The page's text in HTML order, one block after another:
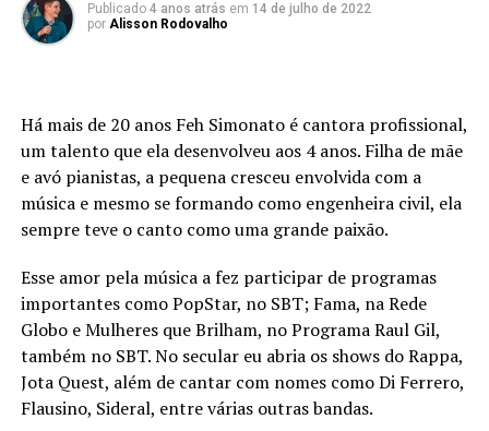
Publicado 4 anos atrás em 14 de julho de 2022
por Alisson Rodovalho
Há mais de 20 anos Feh Simonato é cantora profissional,
um talento que ela desenvolveu aos 4 anos. Filha de mãe
e avó pianistas, a pequena cresceu envolvida com a
música e mesmo se formando como engenheira civil, ela
sempre teve o canto como uma grande paixão.
Esse amor pela música a fez participar de programas
importantes como PopStar, no SBT; Fama, na Rede
Globo e Mulheres que Brilham, no Programa Raul Gil,
também no SBT. No secular eu abria os shows do Rappa,
Jota Quest, além de cantar com nomes como Di Ferrero,
Flausino, Sideral, entre várias outras bandas.